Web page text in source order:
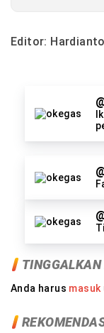
Editor: Hardianto
Anda harus masuk